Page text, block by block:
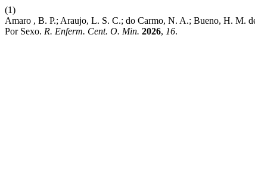
(1)
Amaro , B. P.; Araujo, L. S. C.; do Carmo, N. A.; Bueno, H. M.
Por Sexo. R. Enferm. Cent. O. Min. 2026, 16.